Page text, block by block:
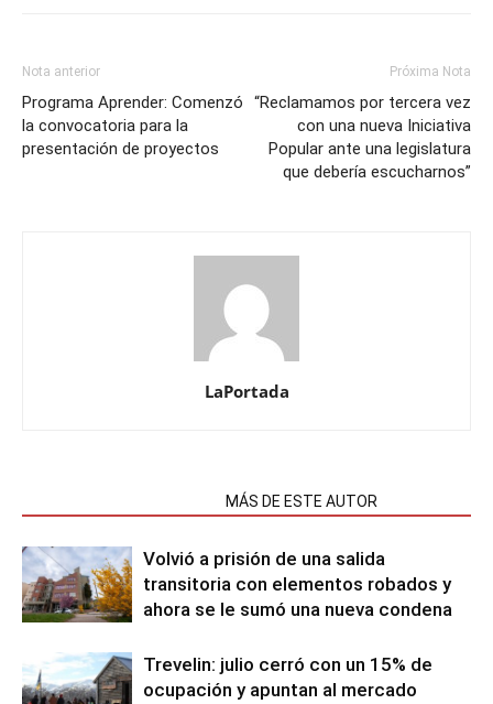
Nota anterior
Programa Aprender: Comenzó
la convocatoria para la
presentación de proyectos
Próxima Nota
“Reclamamos por tercera vez
con una nueva Iniciativa
Popular ante una legislatura
que debería escucharnos”
LaPortada
MÁS DE ESTE AUTOR
Volvió a prisión de una salida
transitoria con elementos robados y
ahora se le sumó una nueva condena
Trevelin: julio cerró con un 15% de
ocupación y apuntan al mercado